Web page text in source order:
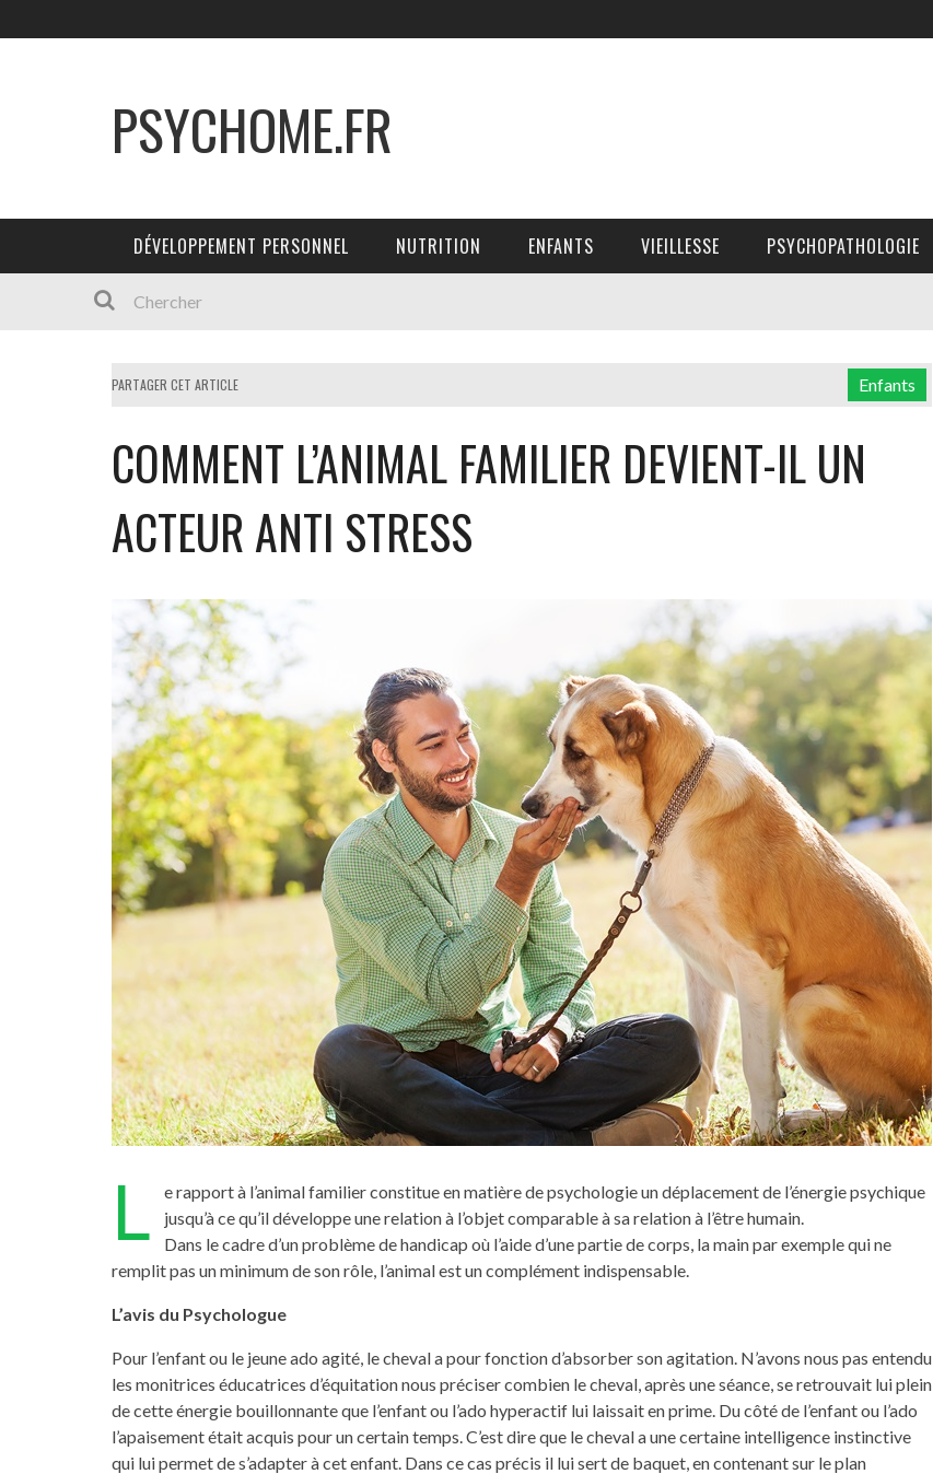
PSYCHOME.FR
DÉVELOPPEMENT PERSONNEL NUTRITION ENFANTS VIEILLESSE PSYCHOPATHOLOGIE
PARTAGER CET ARTICLE Enfants
COMMENT L’ANIMAL FAMILIER DEVIENT-IL UN
ACTEUR ANTI STRESS
L
e rapport à l’animal familier constitue en matière de psychologie un déplacement de l’énergie psychique
jusqu’à ce qu’il développe une relation à l’objet comparable à sa relation à l’être humain.
Dans le cadre d’un problème de handicap où l’aide d’une partie de corps, la main par exemple qui ne
remplit pas un minimum de son rôle, l’animal est un complément indispensable.
L’avis du Psychologue
Pour l’enfant ou le jeune ado agité, le cheval a pour fonction d’absorber son agitation. N’avons nous pas entendu
les monitrices éducatrices d’équitation nous préciser combien le cheval, après une séance, se retrouvait lui plein
de cette énergie bouillonnante que l’enfant ou l’ado hyperactif lui laissait en prime. Du côté de l’enfant ou l’ado
l’apaisement était acquis pour un certain temps. C’est dire que le cheval a une certaine intelligence instinctive
qui lui permet de s’adapter à cet enfant. Dans ce cas précis il lui sert de baquet, en contenant sur le plan